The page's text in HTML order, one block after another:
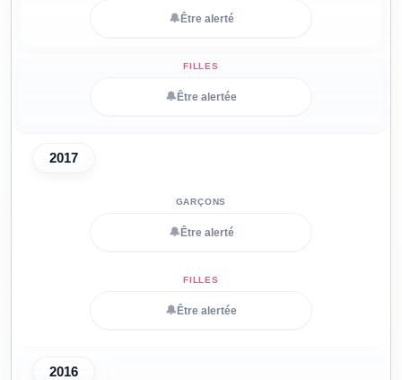
🔔 Être alerté
🔔 Être alertée
2017
🔔 Être alerté
🔔 Être alertée
2016